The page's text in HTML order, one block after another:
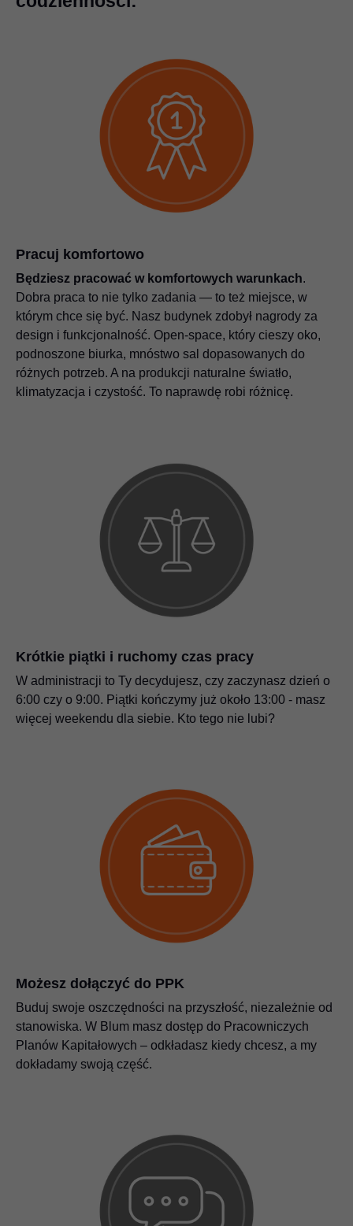
Pracuj komfortowo
Będziesz pracować w komfortowych warunkach.
Dobra praca to nie tylko zadania — to też miejsce, w
którym chce się być. Nasz budynek zdobył nagrody za
design i funkcjonalność. Open-space, który cieszy oko,
podnoszone biurka, mnóstwo sal dopasowanych do
różnych potrzeb. A na produkcji naturalne światło,
klimatyzacja i czystość. To naprawdę robi różnicę.
Krótkie piątki i ruchomy czas pracy
W administracji to Ty decydujesz, czy zaczynasz dzień o
6:00 czy o 9:00. Piątki kończymy już około 13:00 - masz
więcej weekendu dla siebie. Kto tego nie lubi?
Możesz dołączyć do PPK
Buduj swoje oszczędności na przyszłość, niezależnie od
stanowiska. W Blum masz dostęp do Pracowniczych
Planów Kapitałowych – odkładasz kiedy chcesz, a my
dokładamy swoją część.